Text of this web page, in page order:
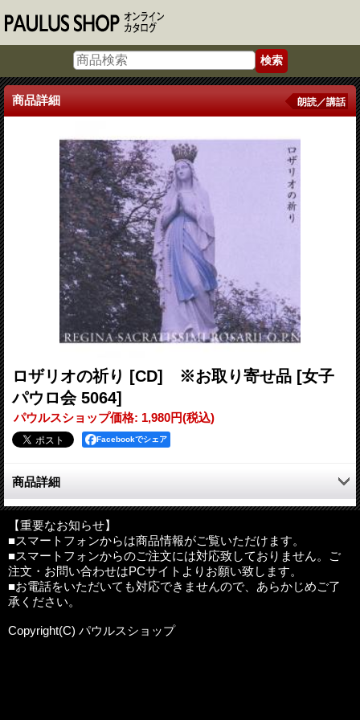
商品詳細 朗読／講話
ロザリオの祈り [CD] ※お取り寄せ品 [女子
パウロ会 5064]
パウルスショップ価格: 1,980円(税込)
Facebookでシェア
商品詳細
マリアとともに、平和を求めて祈りましょう。
教皇ヨハネ・パウロ二世は、使徒的書簡『おとめマリアのロザリ
オ』のなかで、「ロザリオは単純で、深い、すばらしい祈りで
す」とおしゃっています。キリストの生涯を黙想しながら、聖母
マリアの取次を求めてご一緒に祈りましょう。
Disk1
1. 喜びの神秘
【重要なお知らせ】
■スマートフォンからは商品情報がご覧いただけます。
■スマートフォンからのご注文には対応致しておりません。ご
注文・お問い合わせはPCサイトよりお願い致します。
■お電話をいただいても対応できませんので、あらかじめご了
承ください。
Copyright(C) パウルスショップ